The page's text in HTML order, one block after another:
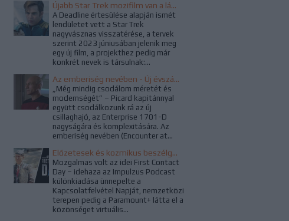
Újabb Star Trek mozifilm van a láthatáron, ezúttal a WandaVision rendezője kapta a projektet
A Deadline értesülése alapján ismét
lendületet vett a Star Trek
nagyvásznas visszatérése, a tervek
szerint 2023 júniusában jelenik meg
egy új film, a projekthez pedig már
konkrét nevek is társulnak:...
Az emberiség nevében - Új évszázad a Star Trekben
„Még mindig csodálom méretét és
modernségét” – Picard kapitánnyal
együtt csodálkozunk rá az új
csillaghajó, az Enterprise 1701-D
nagyságára és komplexitására. Az
emberiség nevében (Encounter at...
Előzetesek és kozmikus beszélgetések a Kapcsolatfelvétel Napján
Mozgalmas volt az idei First Contact
Day – idehaza az Impulzus Podcast
különkiadása ünnepelte a
Kapcsolatfelvétel Napját, nemzetközi
terepen pedig a Paramount+ látta el a
közönséget virtuális...